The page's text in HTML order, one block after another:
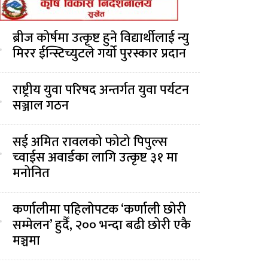
ब्रीज कोर्षमा उत्कृष्ट हुने विद्यार्थीलाई न्यु
मिरर ईन्स्टिच्युटले गर्यो पुरस्कार प्रदान
राष्ट्रीय युवा परिषद अन्तर्गत युवा पर्यटन
सञ्जाल गठन
सई अमित रावलको फोटो पिपुल्स
च्वाईस अवार्डका लागि उत्कृष्ट ३१ मा
मनोनित
कर्णालीमा पहिलोपटक ‘कर्णाली छोरी
सम्मेलन’ हुदैँ, २०० भन्दा बढी छोरी एकै
मञ्चमा